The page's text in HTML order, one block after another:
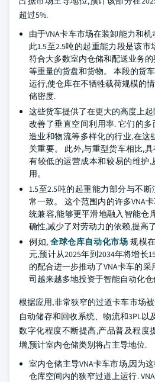
超过5%.
由于VNA卡车市场在装卸能力和
此1.5至2.5吨的起重能力段是该
符合大多数室内仓储和配送业务
等重量的货盘和货物。 本段的货
运行,使仓库在不牺牲载荷规模的
储密度.
这些货车提供了在更大的高度上
改善了垂直空间利用率. 它们的
造业和物流等多样化的行业,在这
关重要。 此外,与重型货车相比,
有较低的运营成本和较易的维护
用。
1.5至2.5吨的起重能力部分与不
常一致。 这个范围内的许多VNA
统兼容,能够更平滑地融入智能仓
确性,减少了对劳动力的依赖,提高
例如, 全球仓库自动化市场 规模
元,预计从2025年到2034年将增长
的配合进一步推动了VNA卡车的
司越来越多地投资于智能自动化仓
根据应用,非常狭窄的过道卡车市场
自动储存和回收系统、物流和3PL以
数字化程度不断提高,产品普及程度
增,预计室内仓储类别将占主导地位.
室内仓储主导VNA卡车市场,因为
仓库空间内的狭窄过道上运行.